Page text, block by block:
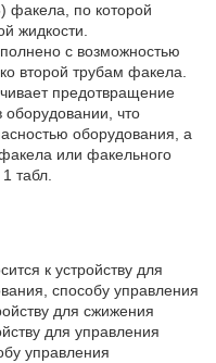
факела, по которой
жидкости.
с возможностью
второй трубам факела.
предотвращение
что
оборудования, а
или факельного
табл.
к устройству для
способу управления
для сжижения
для управления
управления